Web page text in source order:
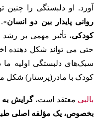
آورد. او دلبستگی را
روانی پایدار بین دو انسان
کودکی، تأثیر مهمی بر
حتی می تواند شکل دهنده
سبک‌های دلبستگی اولیه
کودک با مادر(پرستار) شکل
بالبی معتقد است،گرایش به
بخصوص، یک مؤلفه اصلی